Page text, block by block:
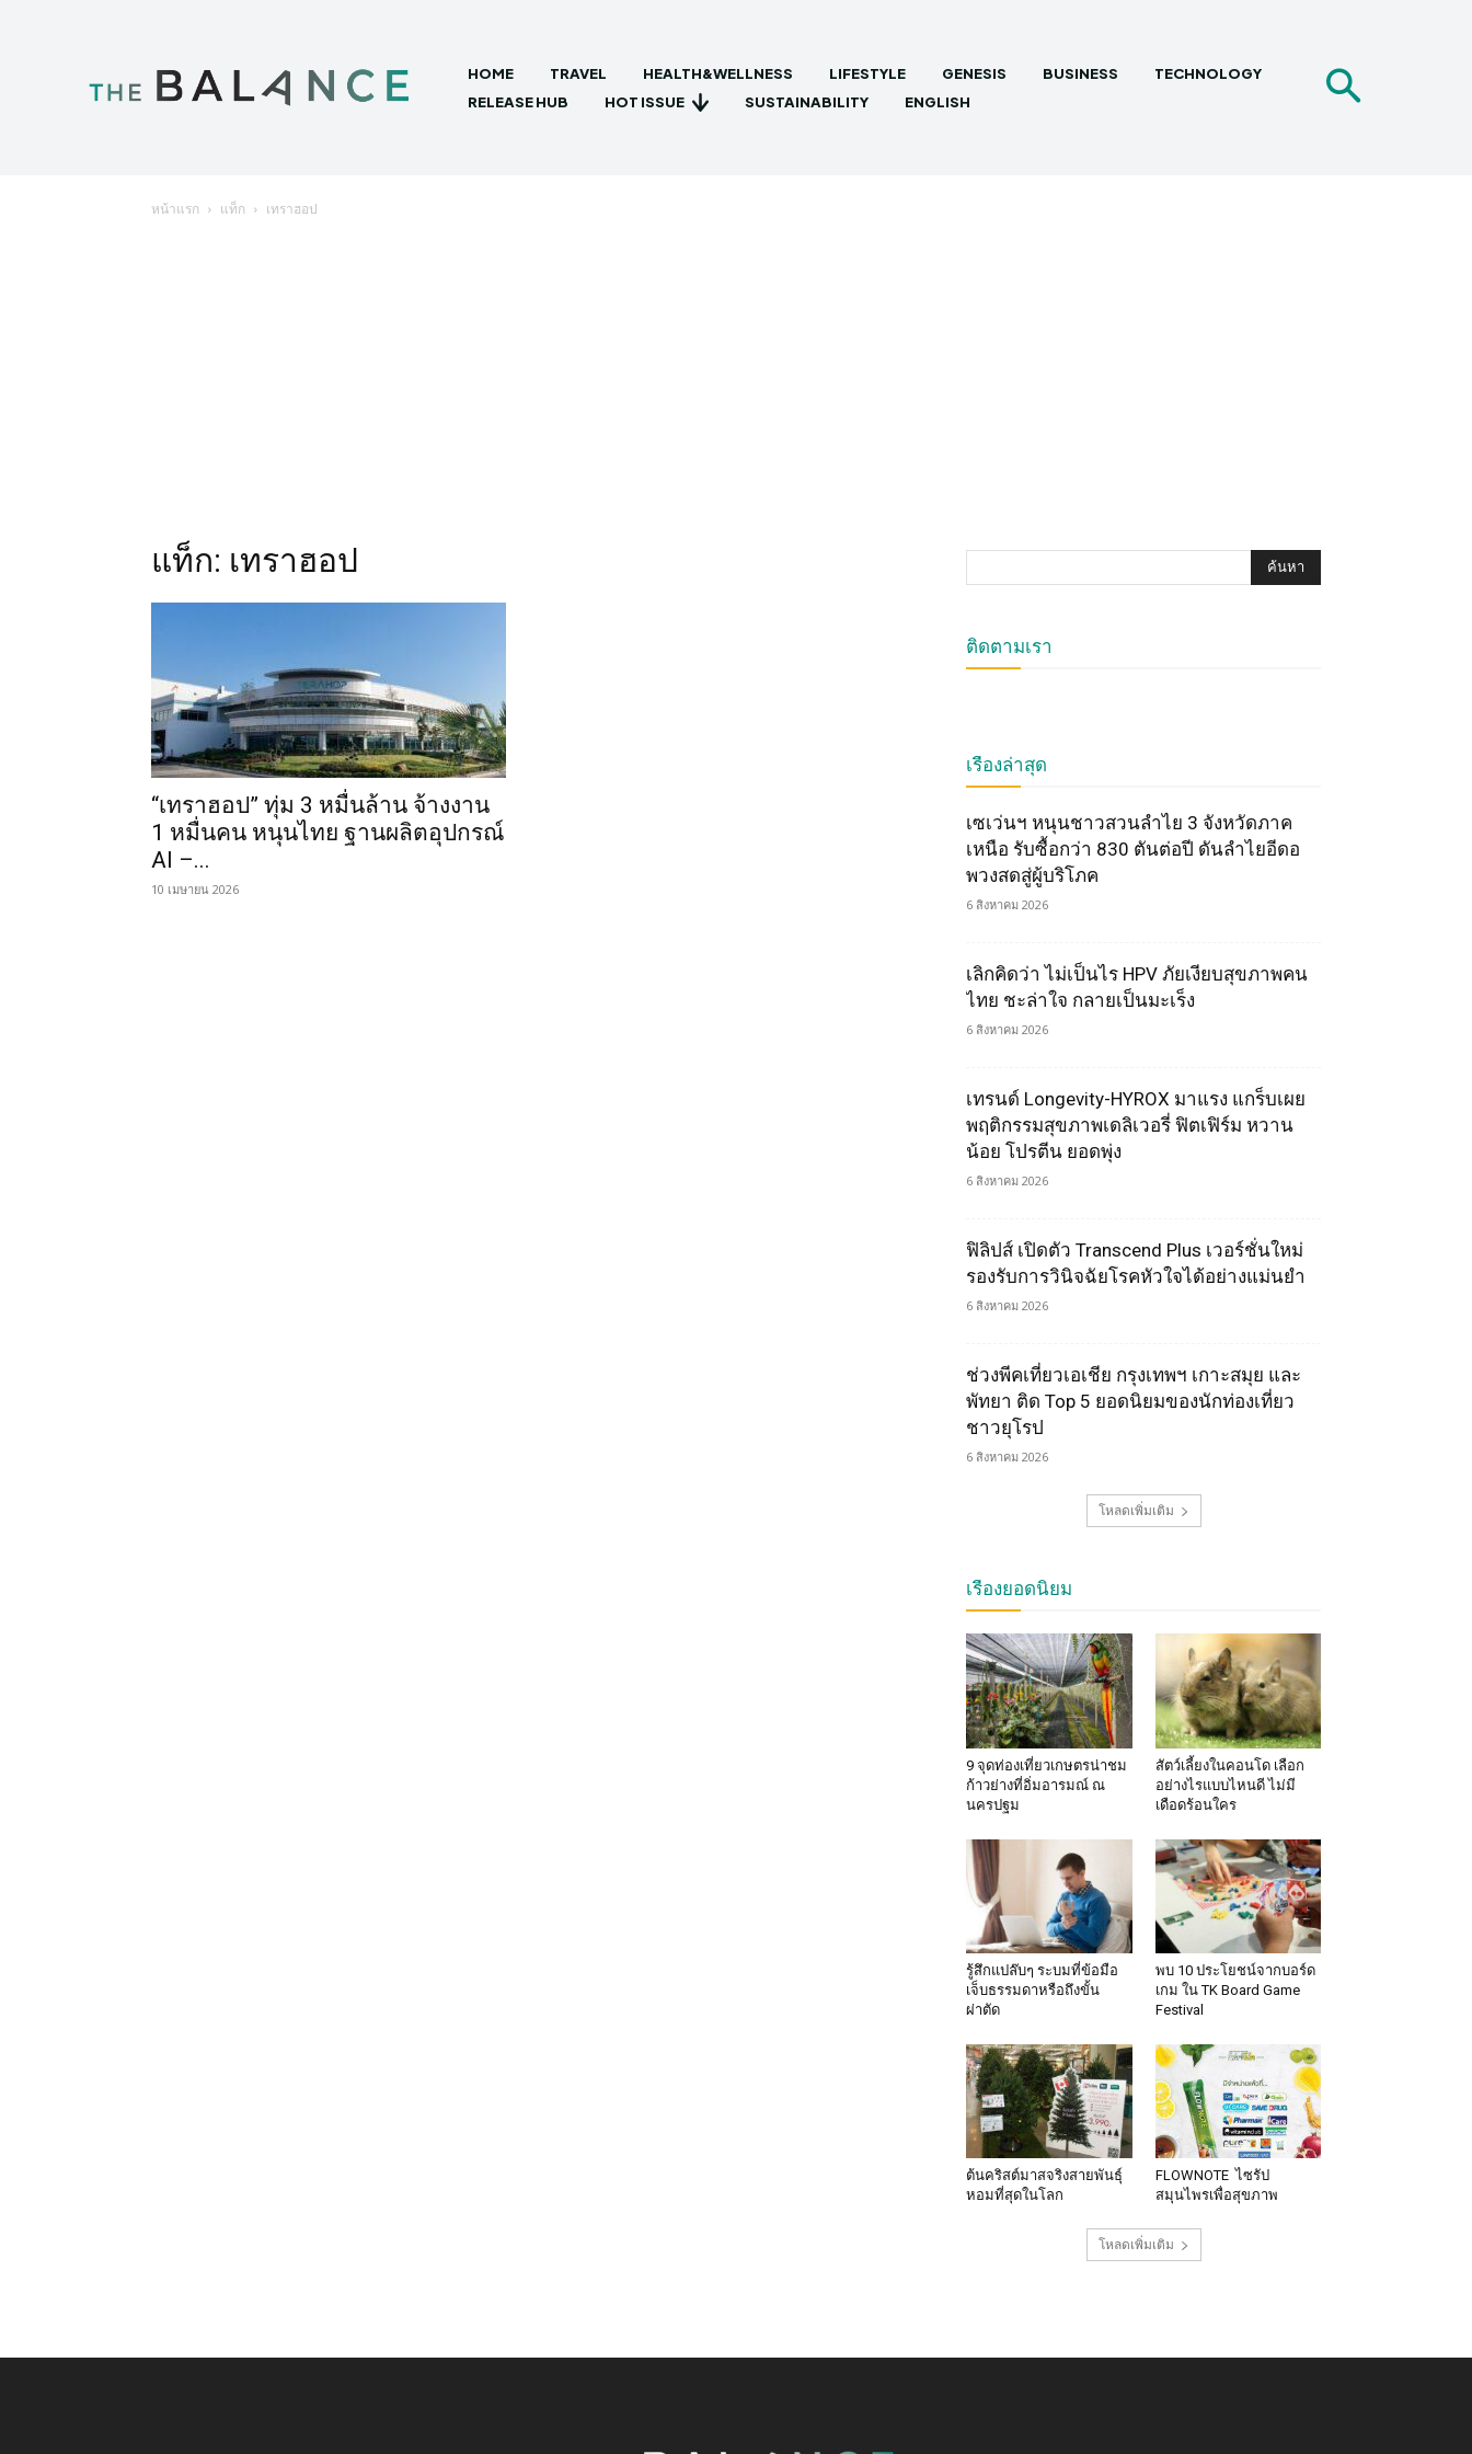
HOME TRAVEL HEALTH&WELLNESS LIFESTYLE GENESIS BUSINESS
TECHNOLOGY
RELEASE HUB
HOT ISSUE SUSTAINABILITY ENGLISH
หน้าแรก แท็ก เทราฮอป
แท็ก: เทราฮอป
“เทราฮอป” ทุ่ม 3 หมื่นล้าน จ้างงาน
1 หมื่นคน หนุนไทย ฐานผลิตอุปกรณ์
AI –...
10 เมษายน 2026
ติดตามเรา
เรื่องล่าสุด
เซเว่นฯ หนุนชาวสวนลำไย 3 จังหวัดภาค
เหนือ รับซื้อกว่า 830 ตันต่อปี ดันลำไยอีดอ
พวงสดสู่ผู้บริโภค
6 สิงหาคม 2026
เลิกคิดว่า ไม่เป็นไร HPV ภัยเงียบสุขภาพคน
ไทย ชะล่าใจ กลายเป็นมะเร็ง
6 สิงหาคม 2026
เทรนด์ Longevity-HYROX มาแรง แกร็บเผย
พฤติกรรมสุขภาพเดลิเวอรี่ ฟิตเฟิร์ม หวาน
น้อย โปรตีน ยอดพุ่ง
6 สิงหาคม 2026
ฟิลิปส์ เปิดตัว Transcend Plus เวอร์ชั่นใหม่
รองรับการวินิจฉัยโรคหัวใจได้อย่างแม่นยำ
6 สิงหาคม 2026
ช่วงพีคเที่ยวเอเชีย กรุงเทพฯ เกาะสมุย และ
พัทยา ติด Top 5 ยอดนิยมของนักท่องเที่ยว
ชาวยุโรป
6 สิงหาคม 2026
โหลดเพิ่มเติม
เรื่องยอดนิยม
9 จุดท่องเที่ยวเกษตรน่าชม
ก้าวย่างที่อิ่มอารมณ์ ณ
นครปฐม
สัตว์เลี้ยงในคอนโด เลือก
อย่างไรแบบไหนดี ไม่มี
เดือดร้อนใคร
รู้สึกแปล๊บๆ ระบมที่ข้อมือ
เจ็บธรรมดาหรือถึงขั้น
ผ่าตัด
พบ 10 ประโยชน์จากบอร์ด
เกม ใน TK Board Game
Festival
ต้นคริสต์มาสจริงสายพันธุ์
หอมที่สุดในโลก
FLOWNOTE ไซรัป
สมุนไพรเพื่อสุขภาพ
โหลดเพิ่มเติม